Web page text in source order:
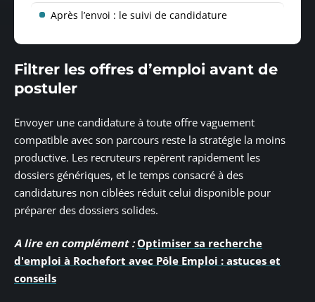
Après l’envoi : le suivi de candidature
Filtrer les offres d’emploi avant de
postuler
Envoyer une candidature à toute offre vaguement
compatible avec son parcours reste la stratégie la moins
productive. Les recruteurs repèrent rapidement les
dossiers génériques, et le temps consacré à des
candidatures non ciblées réduit celui disponible pour
préparer des dossiers solides.
A lire en complément : Optimiser sa recherche
d'emploi à Rochefort avec Pôle Emploi : astuces et
conseils